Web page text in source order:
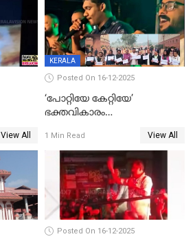
View All
KERALA
Posted On 16-12-2025
‘പോറ്റിയേ കേറ്റിയേ’
ഭക്തവികാരം
ഡിജിപിക്ക് പരാതി; ശക്തമായ
നടപടി വേണമെന്നു
സിപിഐഎമ്മും
1 Min Read View All
Posted On 16-12-2025